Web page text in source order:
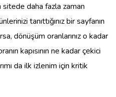
daha fazla zaman
tanıttığınız bir sayfanın
dönüşüm oranlarınız o kadar
kapısının ne kadar çekici
da ilk izlenim için kritik